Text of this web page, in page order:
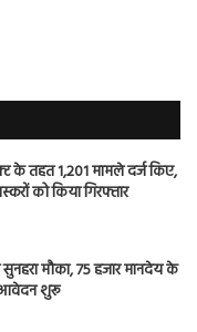
के तहत 1,201 मामले दर्ज किए,
को किया गिरफ्तार
सुनहरा मौका, 75 हजार मानदेय के
आवेदन शुरू